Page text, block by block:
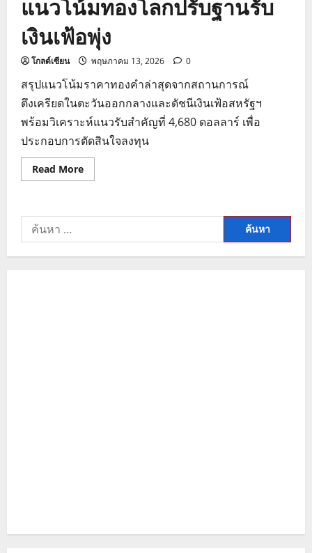
เงินเฟ้อพุ่ง
โกลด์เซียน พฤษภาคม 13, 2026 0
สรุปแนวโน้มราคาทองคำล่าสุดจากสถานการณ์
ตึงเครียดในตะวันออกกลางและดัชนีเงินเฟ้อสหรัฐฯ
พร้อมวิเคราะห์แนวรับสำคัญที่ 4,680 ดอลลาร์ เพื่อ
ประกอบการตัดสินใจลงทุน
Read MoreRead
more
ทองคำ
แนว
โน้ม
ค้นหา
สำหรับ: